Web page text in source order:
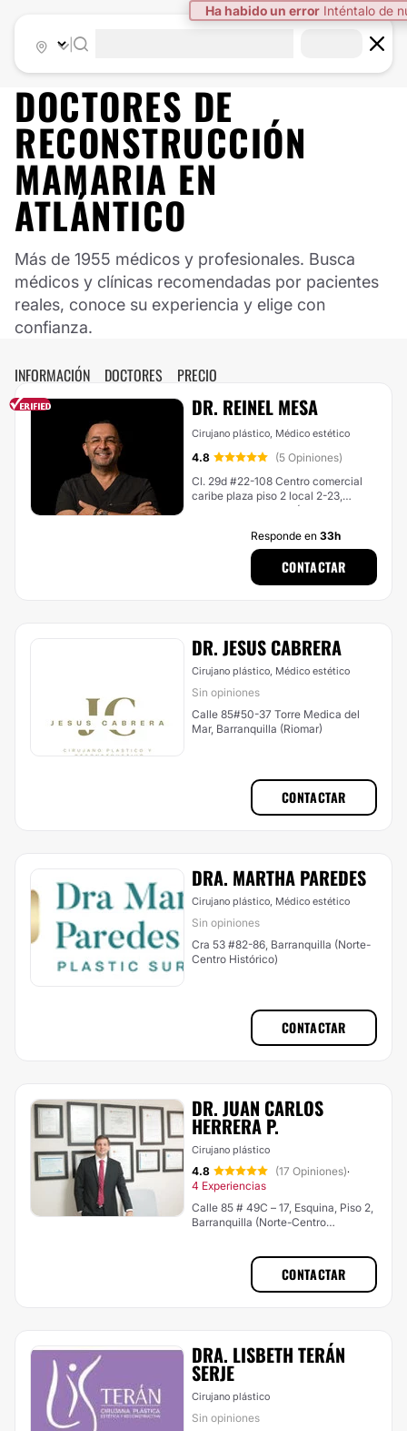
Ha habido un error Inténtalo de
DOCTORES DE
RECONSTRUCCIÓN
MAMARIA EN
ATLÁNTICO
Más de 1955 médicos y profesionales. Busca
médicos y clínicas recomendadas por pacientes
reales, conoce su experiencia y elige con
confianza.
INFORMACIÓN DOCTORES PRECIO
DR. REINEL MESA
Cirujano plástico, Médico estético
4.8
(5 Opiniones)
Cl. 29d #22-108 Centro comercial
caribe plaza piso 2 local 2-23,
Cartagena de Indias (Localidad
Responde en 33h
CONTACTAR
DR. JESUS CABRERA
Cirujano plástico, Médico estético
Sin opiniones
Calle 85#50-37 Torre Medica del
Mar, Barranquilla (Riomar)
CONTACTAR
DRA. MARTHA PAREDES
Cirujano plástico, Médico estético
Sin opiniones
Cra 53 #82-86, Barranquilla (Norte-
Centro Histórico)
CONTACTAR
DR. JUAN CARLOS
HERRERA P.
Cirujano plástico
4.8 (17 Opiniones)·
4 Experiencias
Calle 85 # 49C – 17, Esquina, Piso 2,
Barranquilla (Norte-Centro
CONTACTAR
DRA. LISBETH TERÁN
SERJE
Cirujano plástico
Sin opiniones